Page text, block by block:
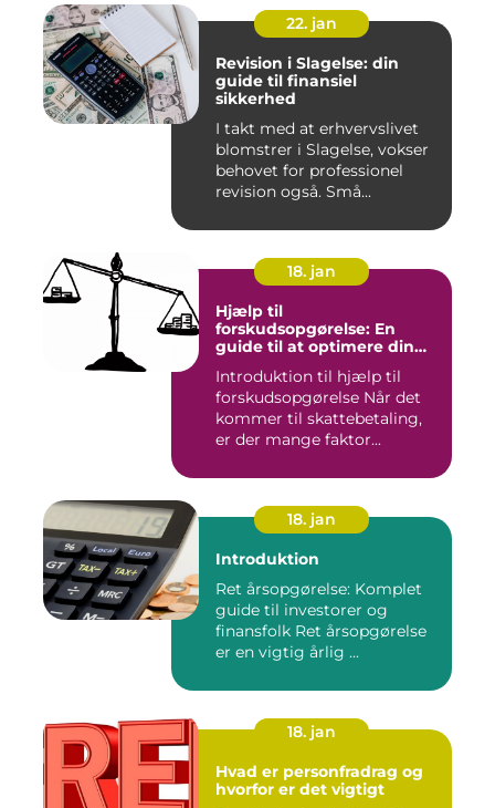
22. jan
Revision i Slagelse: din
guide til finansiel
sikkerhed
I takt med at erhvervslivet
blomstrer i Slagelse, vokser
behovet for professionel
revision også. Små...
18. jan
Hjælp til
forskudsopgørelse: En
guide til at optimere din
Introduktion til hjælp til
forskudsopgørelse Når det
kommer til skattebetaling,
er der mange faktor...
18. jan
Introduktion
Ret årsopgørelse: Komplet
guide til investorer og
finansfolk Ret årsopgørelse
er en vigtig årlig ...
18. jan
Hvad er personfradrag og
hvorfor er det vigtigt